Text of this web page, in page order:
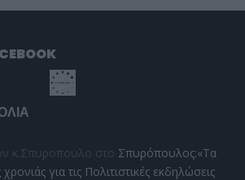
κ.Σπυροπουλο στο Σπυρόπουλος:«Τα
για τις Πολιτιστικές εκδηλώσεις